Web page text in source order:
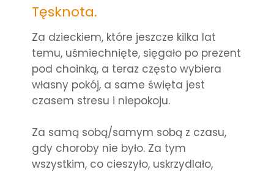
Tęsknota.
Za dzieckiem, które jeszcze kilka lat
temu, uśmiechnięte, sięgało po prezent
pod choinką, a teraz często wybiera
własny pokój, a same święta jest
czasem stresu i niepokoju.
Za samą sobą/samym sobą z czasu,
gdy choroby nie było. Za tym
wszystkim, co cieszyło, uskrzydlało,